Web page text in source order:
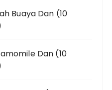
Buaya Dan (10
Dan (10